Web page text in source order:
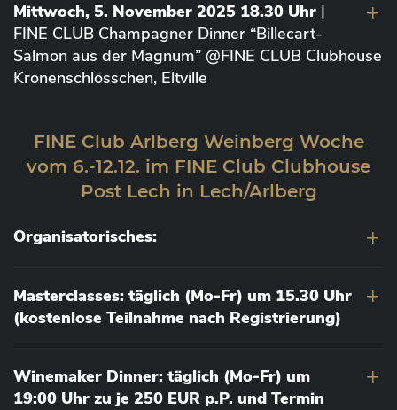
Mittwoch, 5. November 2025 18.30 Uhr |
FINE CLUB Champagner Dinner “Billecart-
Salmon aus der Magnum” @FINE CLUB Clubhouse
Kronenschlösschen, Eltville
FINE Club Arlberg Weinberg Woche
vom 6.-12.12. im FINE Club Clubhouse
Post Lech in Lech/Arlberg
Organisatorisches:
Masterclasses: täglich (Mo-Fr) um 15.30 Uhr
(kostenlose Teilnahme nach Registrierung)
Winemaker Dinner: täglich (Mo-Fr) um
19:00 Uhr zu je 250 EUR p.P. und Termin